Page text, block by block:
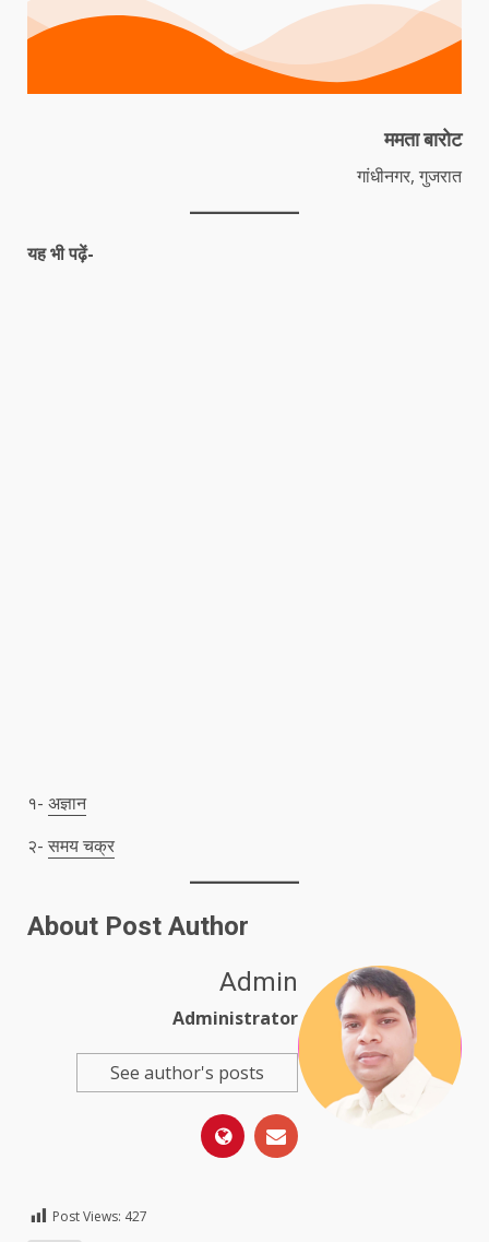
ममता बारोट
गांधीनगर, गुजरात
यह भी पढ़ें-
१- अज्ञान
२- समय चक्र
About Post Author
Admin
Administrator
See author's posts
Post Views: 427